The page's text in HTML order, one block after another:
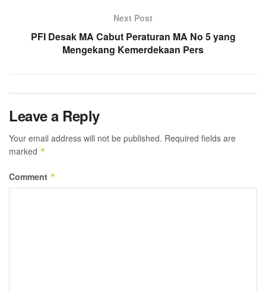
Next Post
PFI Desak MA Cabut Peraturan MA No 5 yang
Mengekang Kemerdekaan Pers
Leave a Reply
Your email address will not be published. Required fields are
marked *
Comment *